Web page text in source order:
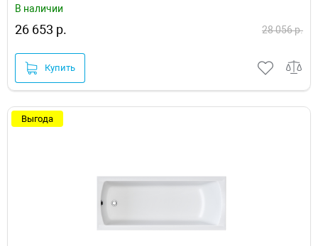
В наличии
26 653 р. 28 056 р.
Купить
Выгода